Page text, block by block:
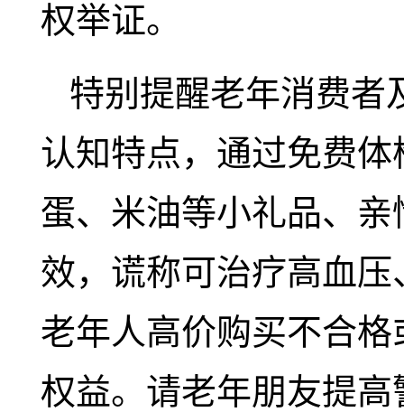
权举证。
特别提醒老年消费者
认知特点，通过免费
蛋、米油等小礼品、
效，谎称可治疗高血
老年人高价购买不合
权益。请老年朋友提